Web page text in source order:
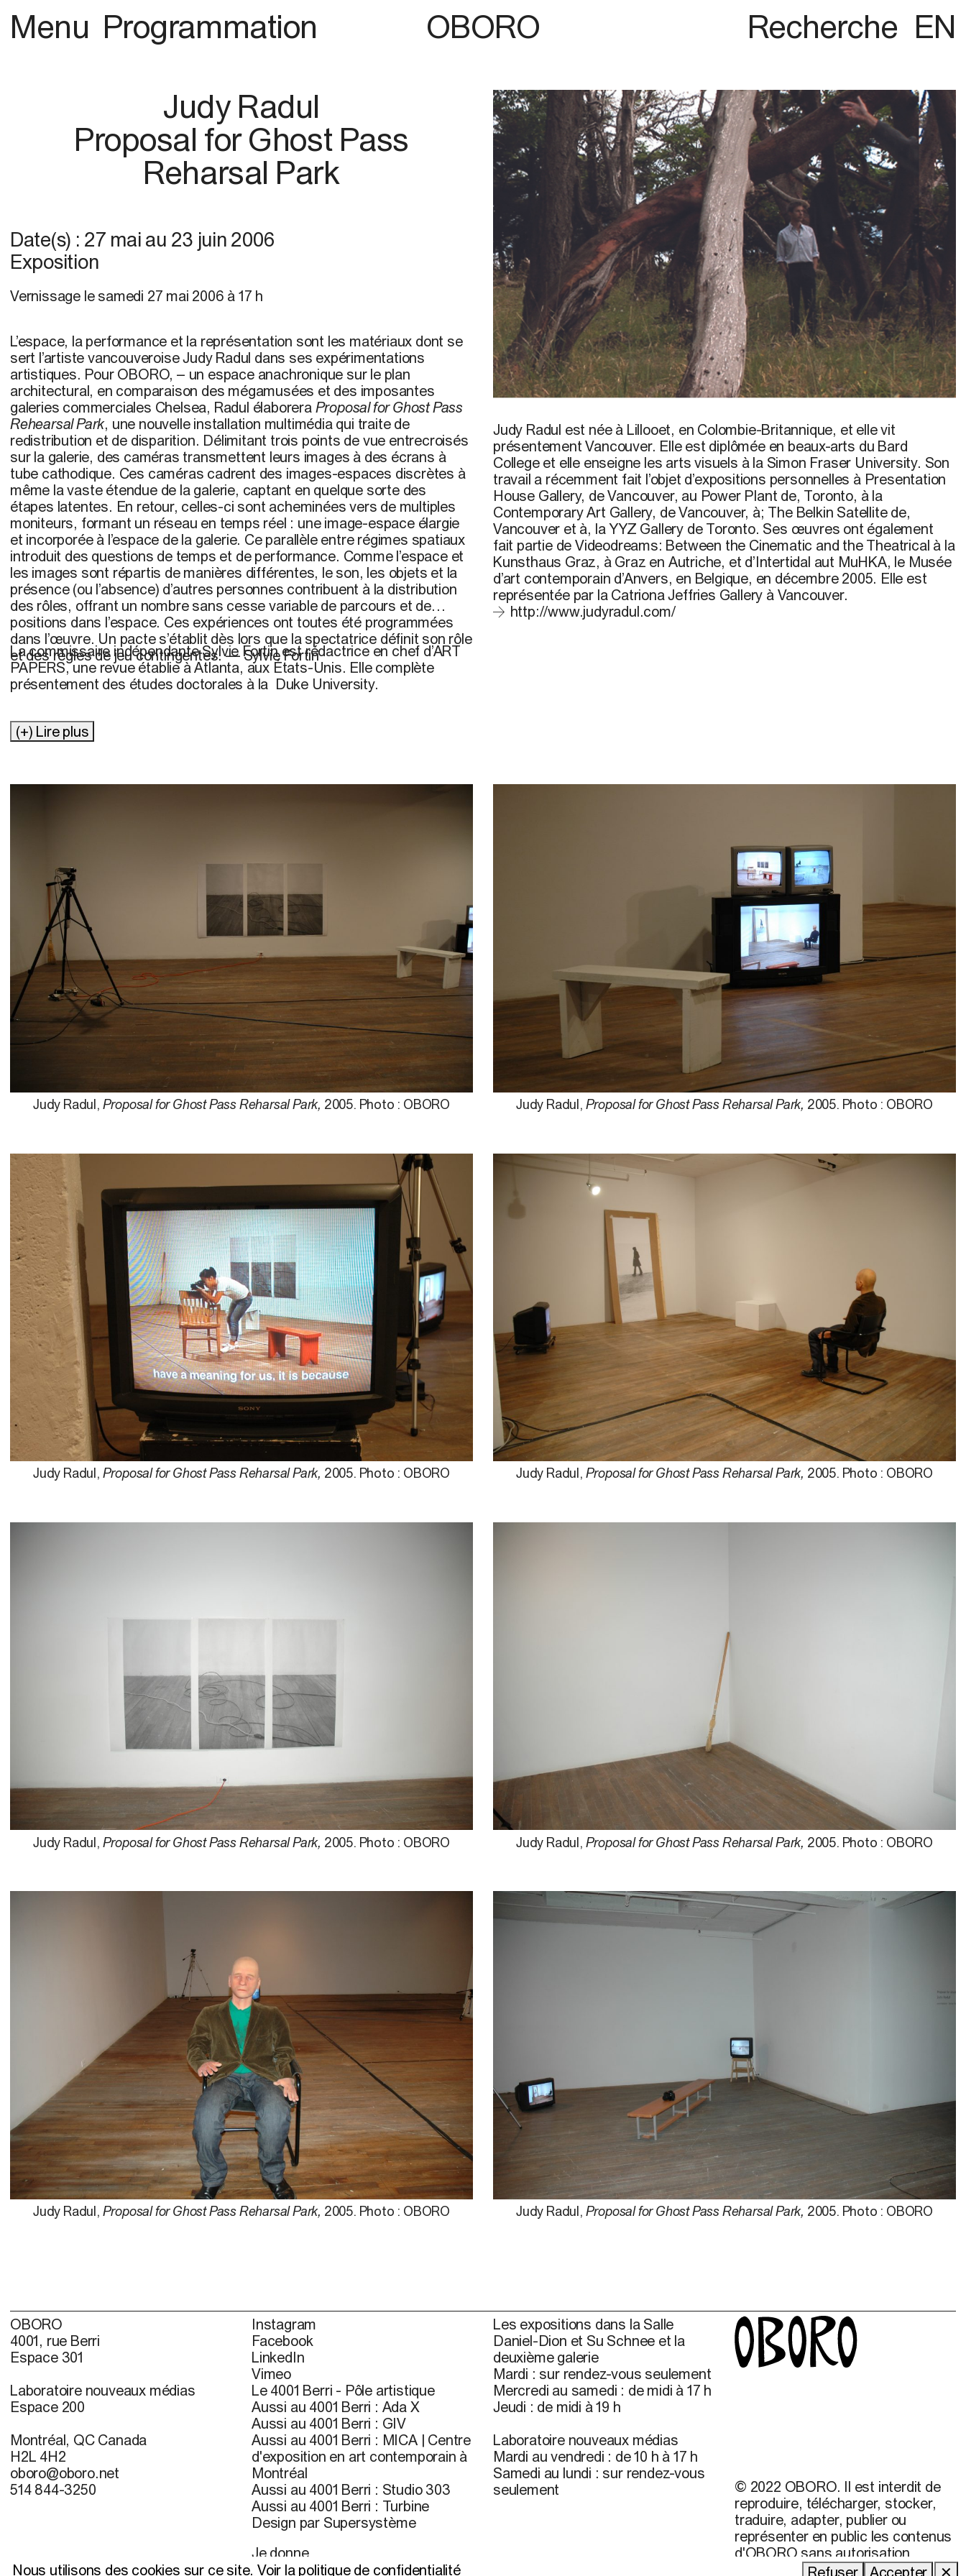
Menu Programmation OBORO Recherche EN
Judy Radul
Proposal for Ghost Pass
Reharsal Park
Date(s) : 27 mai au 23 juin 2006
Exposition
Vernissage le samedi 27 mai 2006 à 17 h
L’espace, la performance et la représentation sont les matériaux dont se
sert l’artiste vancouveroise Judy Radul dans ses expérimentations
artistiques. Pour OBORO, – un espace anachronique sur le plan
architectural, en comparaison des mégamusées et des imposantes
galeries commerciales Chelsea, Radul élaborera Proposal for Ghost Pass
Rehearsal Park, une nouvelle installation multimédia qui traite de
redistribution et de disparition. Délimitant trois points de vue entrecroisés
sur la galerie, des caméras transmettent leurs images à des écrans à
tube cathodique. Ces caméras cadrent des images-espaces discrètes à
même la vaste étendue de la galerie, captant en quelque sorte des
étapes latentes. En retour, celles-ci sont acheminées vers de multiples
moniteurs, formant un réseau en temps réel : une image-espace élargie
et incorporée à l’espace de la galerie. Ce parallèle entre régimes spatiaux
introduit des questions de temps et de performance. Comme l’espace et
les images sont répartis de manières différentes, le son, les objets et la
présence (ou l’absence) d’autres personnes contribuent à la distribution
des rôles, offrant un nombre sans cesse variable de parcours et de
positions dans l’espace. Ces expériences ont toutes été programmées
dans l’œuvre. Un pacte s’établit dès lors que la spectatrice définit son rôle
et des règles de jeu contingentes. — Sylvie Fortin
La commissaire indépendante Sylvie Fortin est rédactrice en chef d’ART
PAPERS, une revue établie à Atlanta, aux États-Unis. Elle complète
présentement des études doctorales à la Duke University.
(+) Lire plus
Judy Radul est née à Lillooet, en Colombie-Britannique, et elle vit
présentement Vancouver. Elle est diplômée en beaux-arts du Bard
College et elle enseigne les arts visuels à la Simon Fraser University. Son
travail a récemment fait l’objet d’expositions personnelles à Presentation
House Gallery, de Vancouver, au Power Plant de, Toronto, à la
Contemporary Art Gallery, de Vancouver, à; The Belkin Satellite de,
Vancouver et à, la YYZ Gallery de Toronto. Ses œuvres ont également
fait partie de Videodreams: Between the Cinematic and the Theatrical à la
Kunsthaus Graz, à Graz en Autriche, et d’Intertidal aut MuHKA, le Musée
d’art contemporain d’Anvers, en Belgique, en décembre 2005. Elle est
représentée par la Catriona Jeffries Gallery à Vancouver.
http://www.judyradul.com/
Judy Radul, Proposal for Ghost Pass Reharsal Park, 2005. Photo : OBORO Judy Radul, Proposal for Ghost Pass Reharsal Park, 2005. Photo : OBORO
Judy Radul, Proposal for Ghost Pass Reharsal Park, 2005. Photo : OBORO Judy Radul, Proposal for Ghost Pass Reharsal Park, 2005. Photo : OBORO
Judy Radul, Proposal for Ghost Pass Reharsal Park, 2005. Photo : OBORO Judy Radul, Proposal for Ghost Pass Reharsal Park, 2005. Photo : OBORO
Judy Radul, Proposal for Ghost Pass Reharsal Park, 2005. Photo : OBORO Judy Radul, Proposal for Ghost Pass Reharsal Park, 2005. Photo : OBORO
OBORO
4001, rue Berri
Espace 301
Laboratoire nouveaux médias
Espace 200
Montréal, QC Canada
H2L 4H2
oboro@oboro.net
514 844-3250
Instagram
Facebook
LinkedIn
Vimeo
Le 4001 Berri - Pôle artistique
Aussi au 4001 Berri : Ada X
Aussi au 4001 Berri : GIV
Aussi au 4001 Berri : MICA | Centre
d'exposition en art contemporain à
Montréal
Aussi au 4001 Berri : Studio 303
Aussi au 4001 Berri : Turbine
Design par Supersystème
Je donne
S’inscrire à l’infolettre
Les expositions dans la Salle
Daniel-Dion et Su Schnee et la
deuxième galerie
Mardi : sur rendez-vous seulement
Mercredi au samedi : de midi à 17 h
Jeudi : de midi à 19 h
Laboratoire nouveaux médias
Mardi au vendredi : de 10 h à 17 h
Samedi au lundi : sur rendez-vous
seulement
© 2022 OBORO. Il est interdit de
reproduire, télécharger, stocker,
traduire, adapter, publier ou
représenter en public les contenus
d'OBORO sans autorisation
Nous utilisons des cookies sur ce site. Voir la politique de confidentialité Accepter
Refuser ✕